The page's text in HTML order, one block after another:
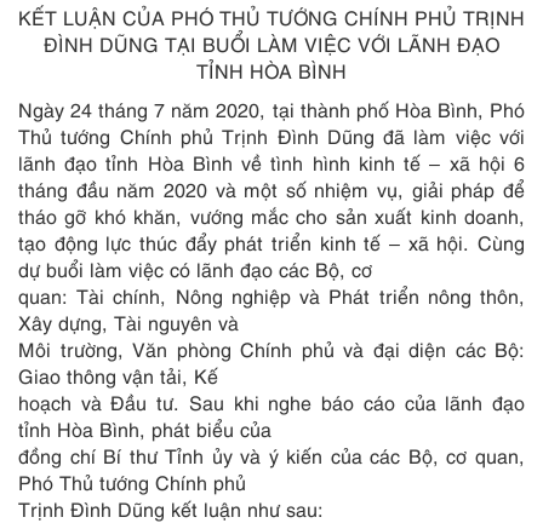
KẾT LUẬN CỦA PHÓ THỦ TƯỚNG CHÍNH PHỦ TRỊNH
ĐÌNH DŨNG TẠI BUỔI LÀM VIỆC VỚI LÃNH ĐẠO
TỈNH HÒA BÌNH
Ngày 24 tháng 7 năm 2020, tại thành phố Hòa Bình, Phó
Thủ tướng Chính phủ Trịnh Đình Dũng đã làm việc với
lãnh đạo tỉnh Hòa Bình về tình hình kinh tế – xã hội 6
tháng đầu năm 2020 và một số nhiệm vụ, giải pháp để
tháo gỡ khó khăn, vướng mắc cho sản xuất kinh doanh,
tạo động lực thúc đẩy phát triển kinh tế – xã hội. Cùng
dự buổi làm việc có lãnh đạo các Bộ, cơ
quan: Tài chính, Nông nghiệp và Phát triển nông thôn,
Xây dựng, Tài nguyên và
Môi trường, Văn phòng Chính phủ và đại diện các Bộ:
Giao thông vận tải, Kế
hoạch và Đầu tư. Sau khi nghe báo cáo của lãnh đạo
tỉnh Hòa Bình, phát biểu của
đồng chí Bí thư Tỉnh ủy và ý kiến của các Bộ, cơ quan,
Phó Thủ tướng Chính phủ
Trịnh Đình Dũng kết luận như sau: